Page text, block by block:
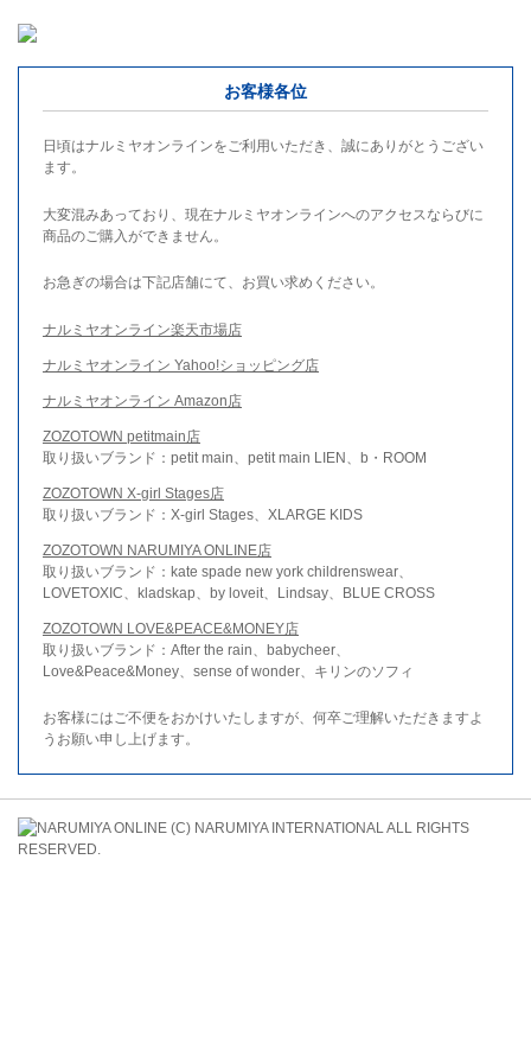
お客様各位
日頃はナルミヤオンラインをご利用いただき、誠にありがとうござい
ます。
大変混みあっており、現在ナルミヤオンラインへのアクセスならびに
商品のご購入ができません。
お急ぎの場合は下記店舗にて、お買い求めください。
ナルミヤオンライン楽天市場店
ナルミヤオンライン Yahoo!ショッピング店
ナルミヤオンライン Amazon店
ZOZOTOWN petitmain店
取り扱いブランド：petit main、petit main LIEN、b・ROOM
ZOZOTOWN X-girl Stages店
取り扱いブランド：X-girl Stages、XLARGE KIDS
ZOZOTOWN NARUMIYA ONLINE店
取り扱いブランド：kate spade new york childrenswear、
LOVETOXIC、kladskap、by loveit、Lindsay、BLUE CROSS
ZOZOTOWN LOVE&PEACE&MONEY店
取り扱いブランド：After the rain、babycheer、
Love&Peace&Money、sense of wonder、キリンのソフィ
お客様にはご不便をおかけいたしますが、何卒ご理解いただきますよ
うお願い申し上げます。